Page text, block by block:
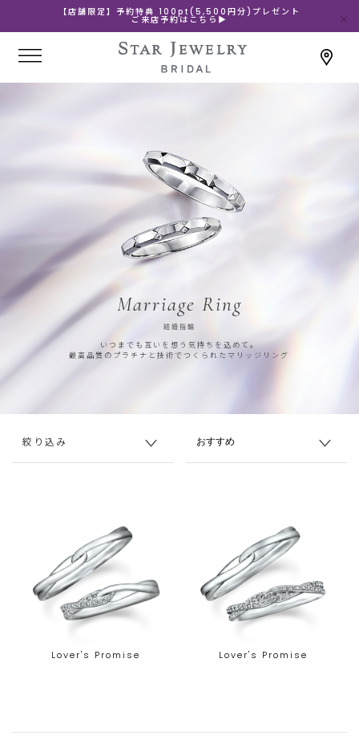
【店舗限定】予約特典 100pt(5,500円分)プレゼント
ご来店予約はこちら▶
Marriage Ring
結婚指輪
いつまでも互いを想う気持ちを込めて。
最高品質のプラチナと技術でつくられたマリッジリング
絞り込み
Lover's Promise Lover's Promise